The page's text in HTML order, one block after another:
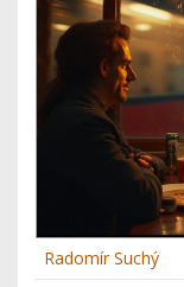
Radomír Suchý